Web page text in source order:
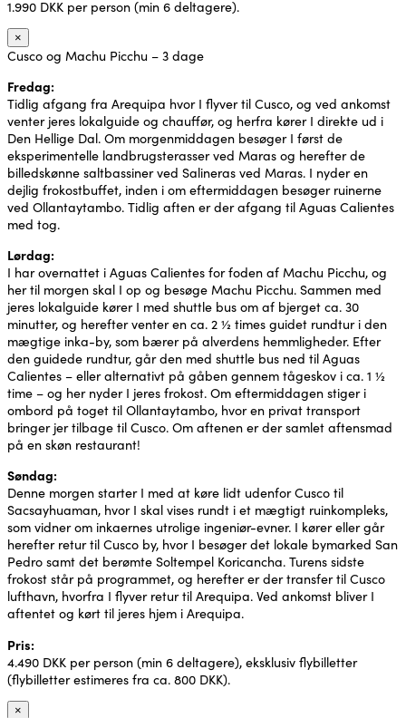
1.990 DKK per person (min 6 deltagere).
×
Cusco og Machu Picchu – 3 dage
Fredag:
Tidlig afgang fra Arequipa hvor I flyver til Cusco, og ved ankomst
venter jeres lokalguide og chauffør, og herfra kører I direkte ud i
Den Hellige Dal. Om morgenmiddagen besøger I først de
eksperimentelle landbrugsterasser ved Maras og herefter de
billedskønne saltbassiner ved Salineras ved Maras. I nyder en
dejlig frokostbuffet, inden i om eftermiddagen besøger ruinerne
ved Ollantaytambo. Tidlig aften er der afgang til Aguas Calientes
med tog.
Lørdag:
I har overnattet i Aguas Calientes for foden af Machu Picchu, og
her til morgen skal I op og besøge Machu Picchu. Sammen med
jeres lokalguide kører I med shuttle bus om af bjerget ca. 30
minutter, og herefter venter en ca. 2 ½ times guidet rundtur i den
mægtige inka-by, som bærer på alverdens hemmligheder. Efter
den guidede rundtur, går den med shuttle bus ned til Aguas
Calientes – eller alternativt på gåben gennem tågeskov i ca. 1 ½
time – og her nyder I jeres frokost. Om eftermiddagen stiger i
ombord på toget til Ollantaytambo, hvor en privat transport
bringer jer tilbage til Cusco. Om aftenen er der samlet aftensmad
på en skøn restaurant!
Søndag:
Denne morgen starter I med at køre lidt udenfor Cusco til
Sacsayhuaman, hvor I skal vises rundt i et mægtigt ruinkompleks,
som vidner om inkaernes utrolige ingeniør-evner. I kører eller går
herefter retur til Cusco by, hvor I besøger det lokale bymarked San
Pedro samt det berømte Soltempel Koricancha. Turens sidste
frokost står på programmet, og herefter er der transfer til Cusco
lufthavn, hvorfra I flyver retur til Arequipa. Ved ankomst bliver I
aftentet og kørt til jeres hjem i Arequipa.
Pris:
4.490 DKK per person (min 6 deltagere), eksklusiv flybilletter
(flybilletter estimeres fra ca. 800 DKK).
×